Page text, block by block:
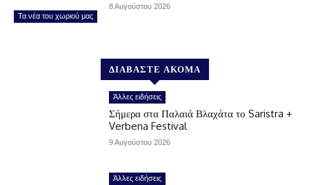
Τα νέα του χωριού μας
8 Αυγούστου 2026
ΔΙΑΒΑΣΤΕ ΑΚΟΜΑ
Άλλες ειδήσεις
Σήμερα στα Παλαιά Βλαχάτα το Saristra +
Verbena Festival
9 Αυγούστου 2026
Άλλες ειδήσεις